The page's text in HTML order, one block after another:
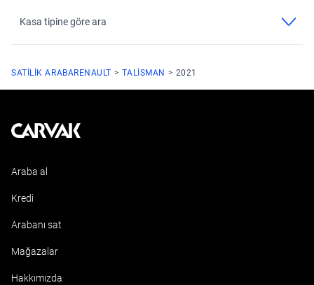
Kasa tipine göre ara
SATILIK ARABARENAULT TALISMAN 2021
Kavak
Araba al
Kredi
Arabanı sat
Mağazalar
Hakkımızda